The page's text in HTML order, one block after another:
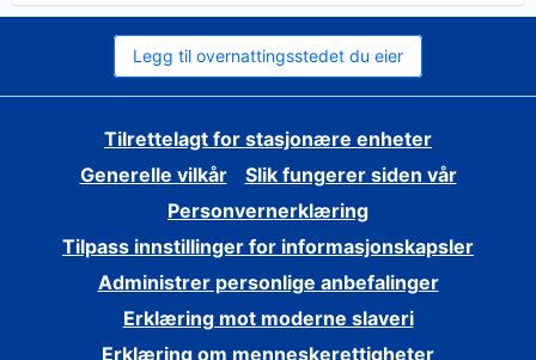
Legg til overnattingsstedet du eier
Tilrettelagt for stasjonære enheter
Generelle vilkår
Slik fungerer siden vår
Personvernerklæring
Tilpass innstillinger for informasjonskapsler
Administrer personlige anbefalinger
Erklæring mot moderne slaveri
Erklæring om menneskerettigheter